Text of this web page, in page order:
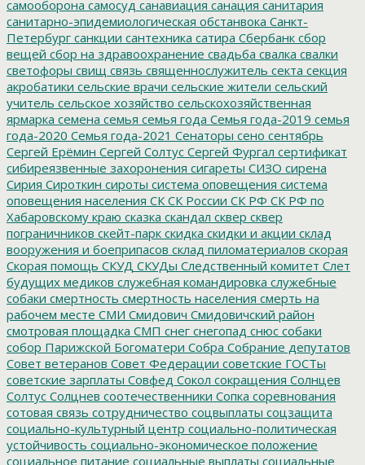
самооборона самосуд санавиация санация санитария
санитарно-эпидемиологическая обстанвока Санкт-
Петербург санкции сантехника сатира Сбербанк сбор
вещей сбор на здравоохранение свадьба свалка свалки
светофоры свищ связь священнослужитель секта секция
акробатики сельские врачи сельские жители сельский
учитель сельское хозяйство сельскохозяйственная
ярмарка семена семья семья года Семья года-2019 семья
года-2020 Семья года-2021 Сенаторы сено сентябрь
Сергей Ерёмин Сергей Солтус Сергей Фургал сертификат
сибиреязвенные захоронения сигареты СИЗО сирена
Сирия Сироткин сироты система оповещения система
оповещения населения СК СК России СК РФ СК РФ по
Хабаровскому краю сказка скандал сквер сквер
пограничников скейт-парк скидка скидки и акции склад
вооружения и боеприпасов склад пиломатериалов скорая
Скорая помощь СКУД СКУДы Следственный комитет Слет
будущих медиков служебная командировка служебные
собаки смертность смертность населения смерть на
рабочем месте СМИ Смидович Смидовичский район
смотровая площадка СМП снег снегопад снюс собаки
собор Парижской Богоматери Собра Собрание депутатов
Совет ветеранов Совет Федерации советские ГОСТы
советские зарплаты Совфед Сокол сокращения Солнцев
Солтус Солцнев соотечественники Сопка соревнования
сотовая связь сотрудничество соцвыплаты соцзащита
социально-культурный центр социально-политическая
устойчивость социально-экономическое положение
социальное питание социальные выплаты социальные